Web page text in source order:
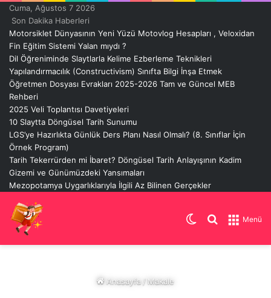
Cuma, Ağustos 7 2026
Son Dakika Haberleri
Motorsiklet Dünyasının Yeni Yüzü Motovlog Hesapları , Veloxidan
Fin Eğitim Sistemi Yalan mıydı ?
Dil Öğreniminde Slaytlarla Kelime Ezberleme Teknikleri
Yapılandırmacılık (Constructivism) Sınıfta Bilgi İnşa Etmek
Öğretmen Dosyası Evrakları 2025-2026 Tam ve Güncel MEB
Rehberi
2025 Veli Toplantısı Davetiyeleri
10 Slaytta Döngüsel Tarih Sunumu
LGS’ye Hazırlıkta Günlük Ders Planı Nasıl Olmalı? (8. Sınıflar İçin
Örnek Program)
Tarih Tekerrürden mi İbaret? Döngüsel Tarih Anlayışının Kadim
Gizemi ve Günümüzdeki Yansımaları
Mezopotamya Uygarlıklarıyla İlgili Az Bilinen Gerçekler
Menü
Arama
Dış
Anasayfa/Makale